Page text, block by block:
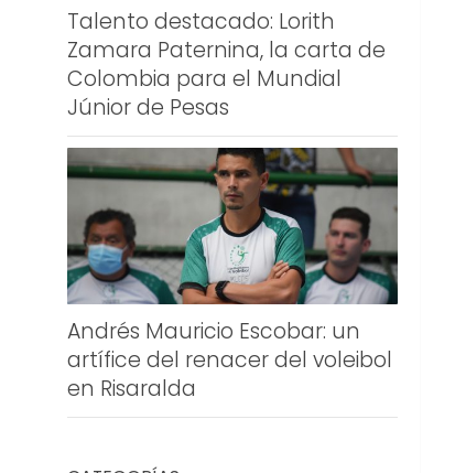
Talento destacado: Lorith
Zamara Paternina, la carta de
Colombia para el Mundial
Júnior de Pesas
Andrés Mauricio Escobar: un
artífice del renacer del voleibol
en Risaralda